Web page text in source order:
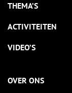
THEMA’S
ACTIVITEITEN
VIDEO’S
OVER ONS